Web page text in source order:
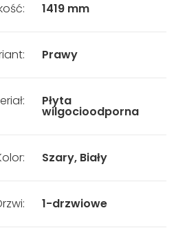
1419 mm
Prawy
Płyta
wilgocioodporna
Szary, Biały
1-drzwiowe